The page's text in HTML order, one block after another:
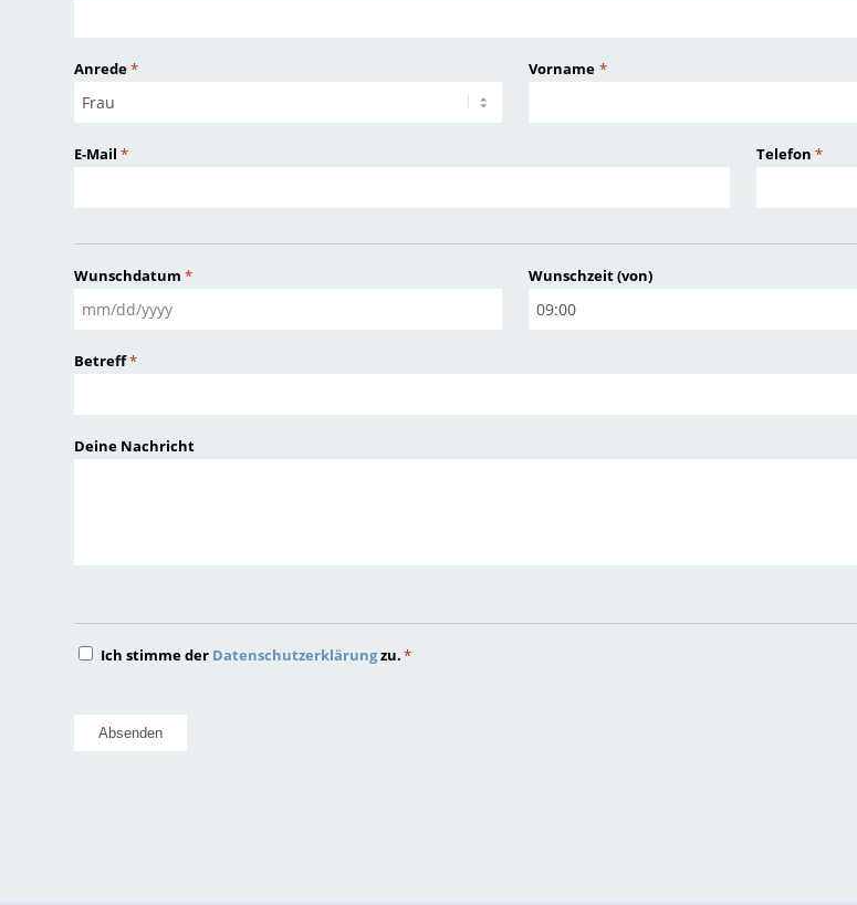
Anrede* Vorname *
E-Mail * Telefon *
Wunschdatum *
MM
TT
Wunschzeit (von)
Betreff*
Deine Nachricht
Datenschutz
Ich stimme der Datenschutzerklärungzu.*